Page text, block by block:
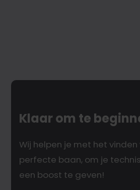
Klaar om te
Wij helpen je met het
perfecte baan, om je
een boost te geven!